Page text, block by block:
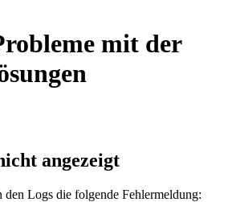
mit der
angezeigt
den Logs die folgende Fehlermeldung: